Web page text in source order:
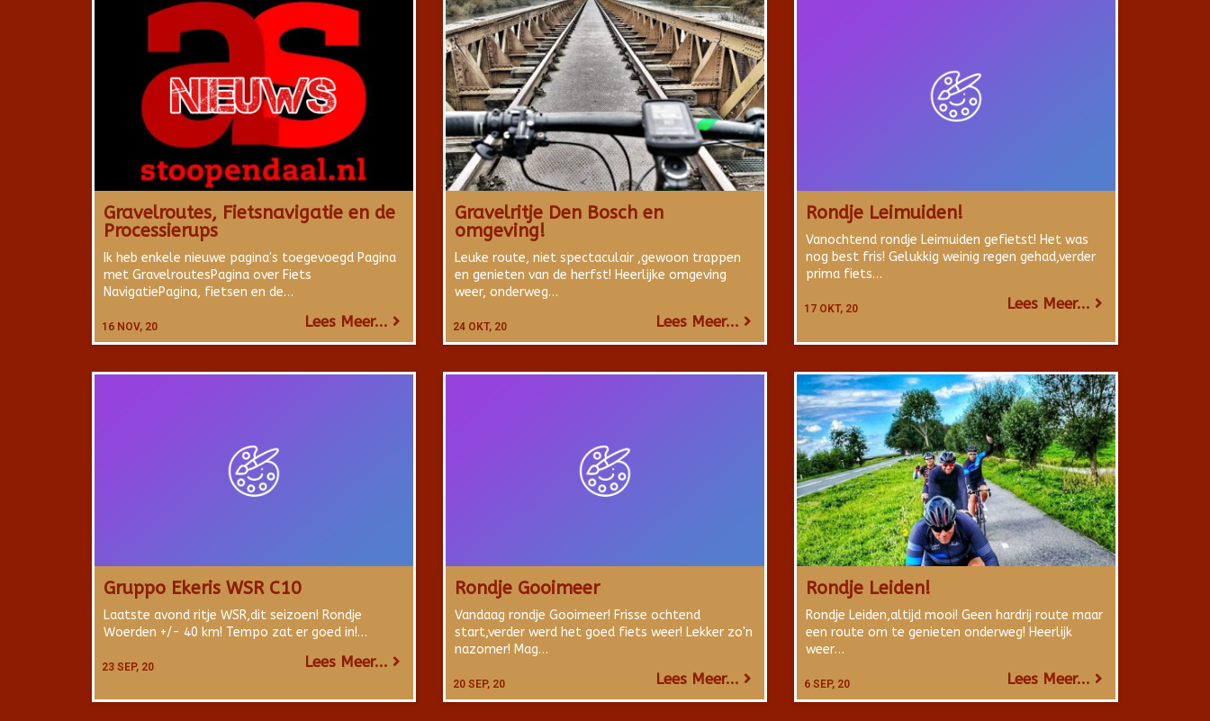
Gravelroutes, Fietsnavigatie en de
Processierups
16 NOV, 20
Ik heb enkele nieuwe pagina's toegevoegd Pagina
met GravelroutesPagina over Fiets
NavigatiePagina, fietsen en de…
Lees Meer...
Gravelritje Den Bosch en
omgeving!
24 OKT, 20
Leuke route, niet spectaculair ,gewoon trappen
en genieten van de herfst! Heerlijke omgeving
weer, onderweg…
Lees Meer...
Rondje Leimuiden!
17 OKT, 20
Vanochtend rondje Leimuiden gefietst! Het was
nog best fris! Gelukkig weinig regen gehad,verder
prima fiets…
Lees Meer...
Gruppo Ekeris WSR C10
23 SEP, 20
Laatste avond ritje WSR,dit seizoen! Rondje
Woerden +/- 40 km! Tempo zat er goed in!…
Lees Meer...
Rondje Gooimeer
20 SEP, 20
Vandaag rondje Gooimeer! Frisse ochtend
start,verder werd het goed fiets weer! Lekker zo'n
nazomer! Mag…
Lees Meer...
Rondje Leiden!
6 SEP, 20
Rondje Leiden,altijd mooi! Geen hardrij route maar
een route om te genieten onderweg! Heerlijk
weer…
Lees Meer...